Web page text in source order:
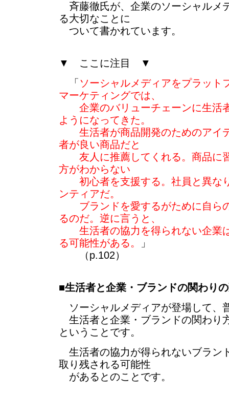
斉藤徹氏が、企業のソーシャルメ
る大切なことに
ついて書かれています。
▼ ここに注目 ▼
「 ソーシャルメディアをプラット
マーケティングでは、
企業のバリューチェーンに生活
ようになってきた。
生活者が商品開発のためのアイ
者が良い商品だと
友人に推薦してくれる。商品に
方がわからない
初心者を支援する。社員と異な
ンティアだ。
ブランドを愛するがために自ら
るのだ。逆に言うと、
生活者の協力を得られない企業
る可能性がある。
」
（p.102）
■生活者と企業・ブランドの関わり
ソーシャルメディアが登場して、
生活者と企業・ブランドの関わり
ということです。
生活者の協力が得られないブラン
取り残される可能性
があるとのことです。